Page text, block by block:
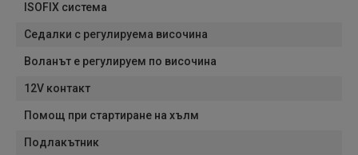
ISOFIX система
Седалки с регулируема височина
Воланът е регулируем по височина
12V контакт
Помощ при стартиране на хълм
Подлакътник